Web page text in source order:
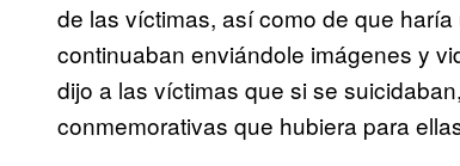
de las víctimas, así como de que
continuaban enviándole imágenes y
dijo a las víctimas que si se
conmemorativas que hubiera para